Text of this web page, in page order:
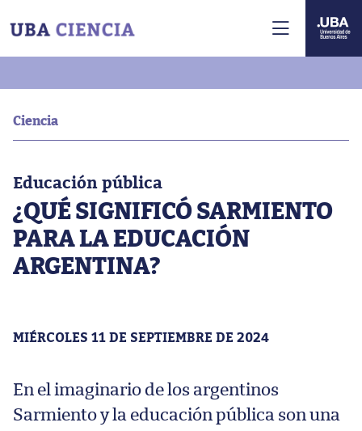
Ciencia
Educación pública
¿QUÉ SIGNIFICÓ SARMIENTO
PARA LA EDUCACIÓN
ARGENTINA?
MIÉRCOLES 11 DE SEPTIEMBRE DE 2024
En el imaginario de los argentinos
Sarmiento y la educación pública son una